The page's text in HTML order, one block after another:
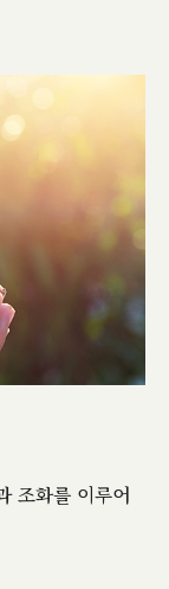
조화를 이루어